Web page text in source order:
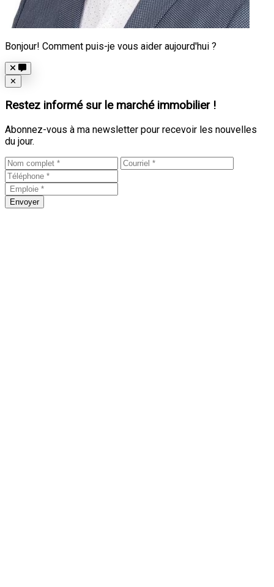
Bonjour! Comment puis-je vous aider aujourd'hui ?
Close
✕
Restez informé sur le marché immobilier !
Abonnez-vous à ma newsletter pour recevoir les nouvelles
du jour.
Envoyer